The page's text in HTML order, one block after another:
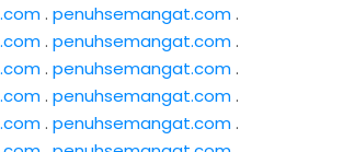
. penuhsemangat.com.
. penuhsemangat.com.
. penuhsemangat.com.
. penuhsemangat.com.
. penuhsemangat.com.